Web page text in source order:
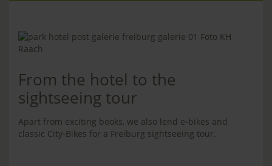
From the hotel to the
sightseeing tour
Apart from exciting books, we also lend e-bikes and
classic City-Bikes for a Freiburg sightseeing tour.